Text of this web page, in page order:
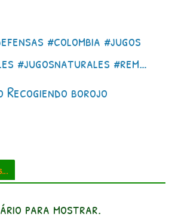
#colombia #jugos
#jugosnaturales #rem…
borojo
para mostrar.